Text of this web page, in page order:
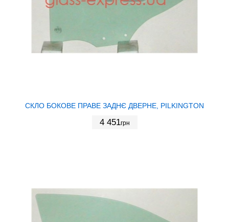
СКЛО БОКОВЕ ПРАВЕ ЗАДНЄ ДВЕРНЕ, PILKINGTON
4 451грн